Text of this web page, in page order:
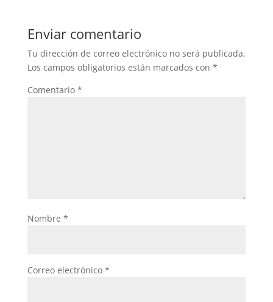
Enviar comentario
Tu dirección de correo electrónico no será publicada.
Los campos obligatorios están marcados con *
Comentario *
Nombre *
Correo electrónico *